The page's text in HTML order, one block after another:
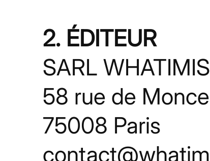
2. ÉDITEUR
SARL
58 rue de
75008 Paris